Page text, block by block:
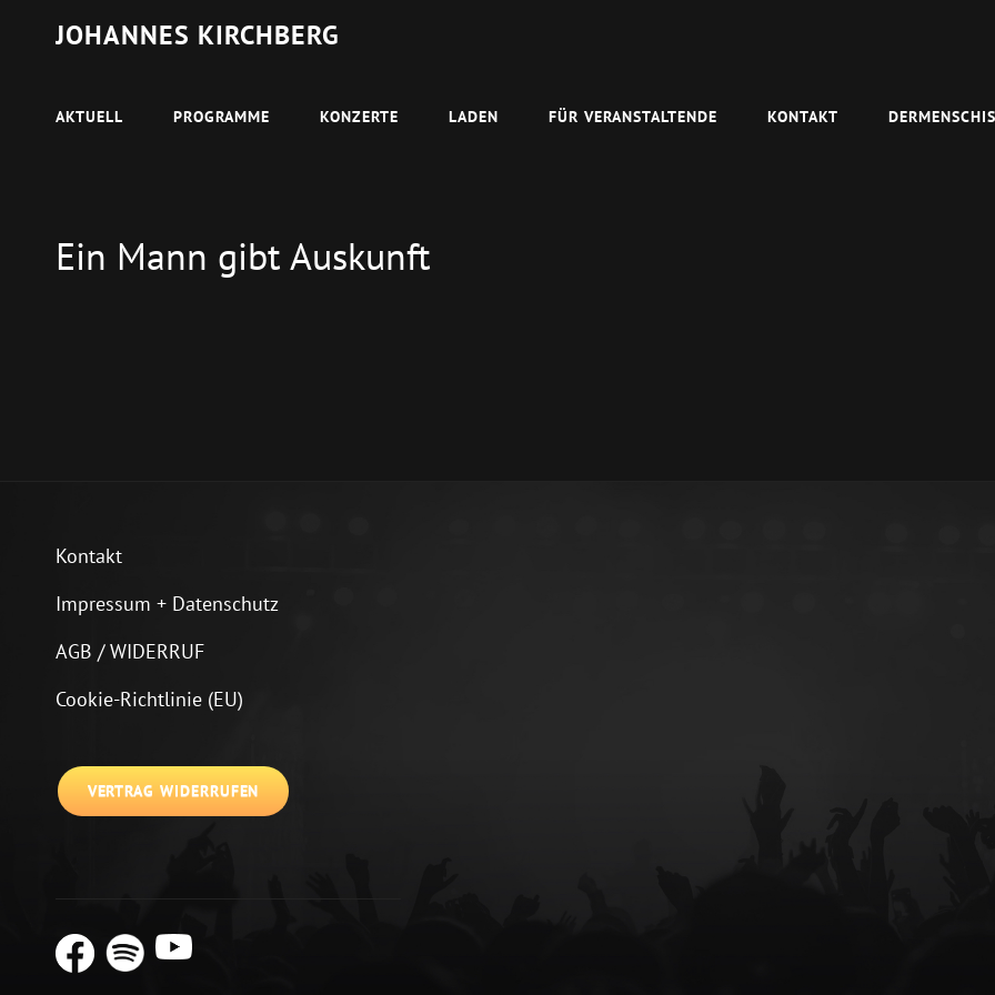
JOHANNES KIRCHBERG
AKTUELL PROGRAMME KONZERTE LADEN FÜR VERANSTALTENDE KONTAKT
Ein Mann gibt Auskunft
Kontakt
Impressum + Datenschutz
AGB / WIDERRUF
Cookie-Richtlinie (EU)
VERTRAG WIDERRUFEN